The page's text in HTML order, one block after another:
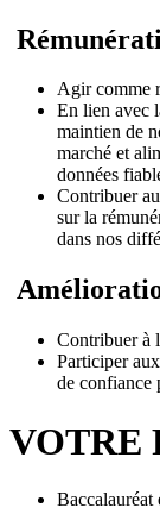
Agir comme
En lien avec
maintien de
marché et
données
Contribuer
sur la
dans nos
Contribuer à
Participer
de confiance
VOTRE
Baccalauréat